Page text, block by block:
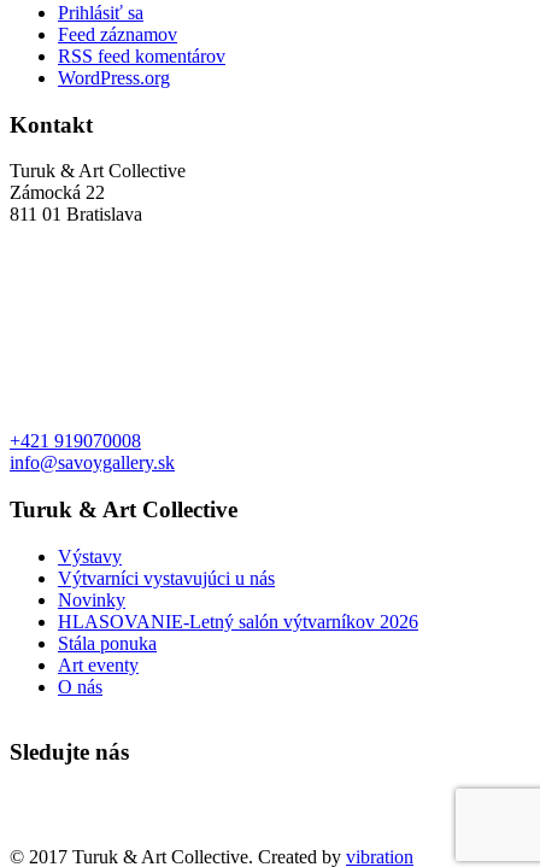
Prihlásiť sa
Feed záznamov
RSS feed komentárov
WordPress.org
Kontakt
Turuk & Art Collective
Zámocká 22
811 01 Bratislava
+421 919070008
info@savoygallery.sk
Turuk & Art Collective
Výstavy
Výtvarníci vystavujúci u nás
Novinky
HLASOVANIE-Letný salón výtvarníkov 2026
Stála ponuka
Art eventy
O nás
Sledujte nás
© 2017 Turuk & Art Collective. Created by vibration